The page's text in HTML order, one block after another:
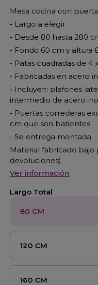
Mesa cocina con
- Largo a elegir
- Desde 80 hasta 280
- Fondo 60 cm y altura
- Patas cuadradas de 4
- Fabricadas en acero
- Incluyen: plafones
intermedio de acero
- Puertas correderas
cm que son batientes.
- Se entrega montada.
Material fabricado bajo
devoluciones).
Ver información
Largo Total
80 CM
120 CM
160 CM